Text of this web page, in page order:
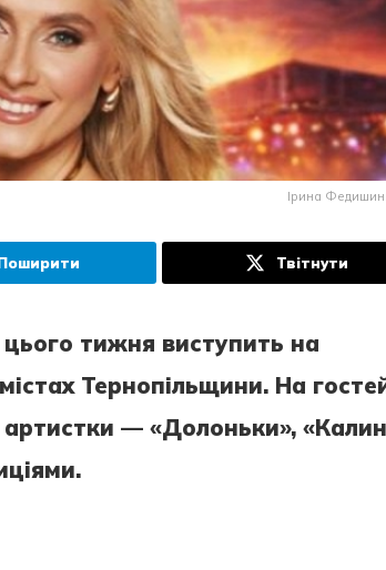
Ірина
Твітнути
тижня виступить на
Тернопільщини. На
— «Долоньки»,